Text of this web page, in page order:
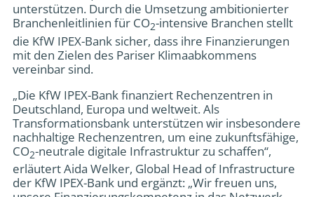
unterstützen. Durch die Umsetzung ambitionierter
Branchenleitlinien für CO2-intensive Branchen stellt
die KfW IPEX-Bank sicher, dass ihre Finanzierungen
mit den Zielen des Pariser Klimaabkommens
vereinbar sind.
„Die KfW IPEX-Bank finanziert Rechenzentren in
Deutschland, Europa und weltweit. Als
Transformationsbank unterstützen wir insbesondere
nachhaltige Rechenzentren, um eine zukunftsfähige,
CO2-neutrale digitale Infrastruktur zu schaffen“,
erläutert Aida Welker, Global Head of Infrastructure
der KfW IPEX-Bank und ergänzt: „Wir freuen uns,